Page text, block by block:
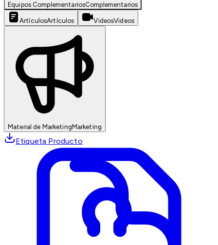
Equipos ComplementariosComplementarios
ArtículosArtículos VideosVideos
Material de MarketingMarketing
Etiqueta Producto